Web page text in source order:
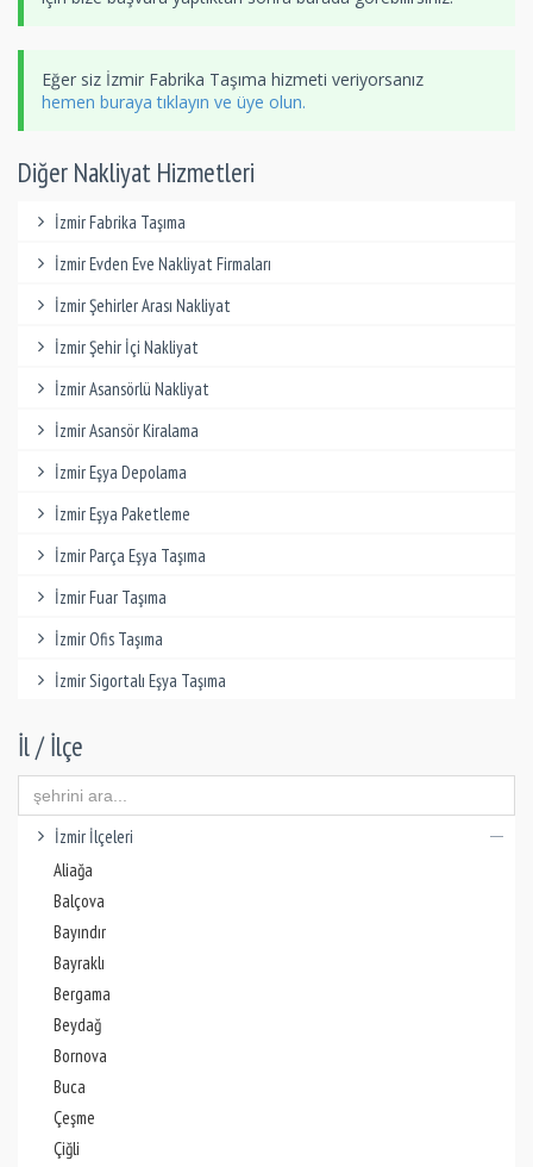
Eğer siz İzmir Fabrika Taşıma hizmeti veriyorsanız
hemen buraya tıklayın ve üye olun.
Diğer Nakliyat Hizmetleri
İzmir Fabrika Taşıma
İzmir Evden Eve Nakliyat Firmaları
İzmir Şehirler Arası Nakliyat
İzmir Şehir İçi Nakliyat
İzmir Asansörlü Nakliyat
İzmir Asansör Kiralama
İzmir Eşya Depolama
İzmir Eşya Paketleme
İzmir Parça Eşya Taşıma
İzmir Fuar Taşıma
İzmir Ofis Taşıma
İzmir Sigortalı Eşya Taşıma
İl / İlçe
İzmir İlçeleri
Aliağa
Balçova
Bayındır
Bayraklı
Bergama
Beydağ
Bornova
Buca
Çeşme
Çiğli